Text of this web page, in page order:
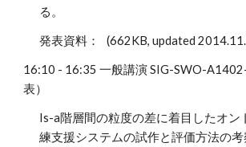
る。
発表資料： (662KB, updated
16:10 - 16:35 一般講演 SIG-SWO-
表）
Is-a階層間の粒度の差に着目したオン
練支援システムの試作と評価方法の考